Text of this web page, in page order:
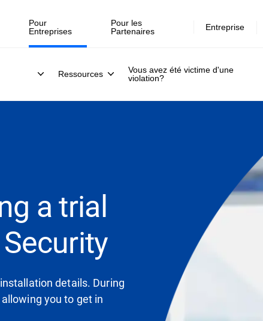
.
Pour
Entreprises
Ressources
Vous avez été victime d'une
violation?
Pour les
Partenaires
Entreprise
a trial
details. During
you to get in